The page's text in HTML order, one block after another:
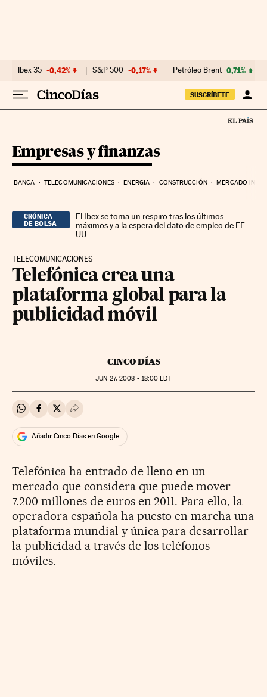
Ibex 35 -0,42% S&P 500 -0,17% Petróleo Brent 0,71%
SUSCRÍBETE
Empresas y finanzas
BANCA TELECOMUNICACIONES ENERGIA CONSTRUCCIÓN MERCADO
CRÓNICA
DE BOLSA
El Ibex se toma un respiro tras los últimos
máximos y a la espera del dato de empleo de EE
UU
TELECOMUNICACIONES
Telefónica crea una
plataforma global para la
publicidad móvil
CINCO DÍAS
JUN 27, 2008 - 18:00 EDT
Compartir en Whatsapp
Compartir en Facebook
Compartir en Twitter
Desplegar Redes Sociales
Añadir Cinco Días en Google
Telefónica ha entrado de lleno en un
mercado que considera que puede mover
7.200 millones de euros en 2011. Para ello, la
operadora española ha puesto en marcha una
plataforma mundial y única para desarrollar
la publicidad a través de los teléfonos
móviles.